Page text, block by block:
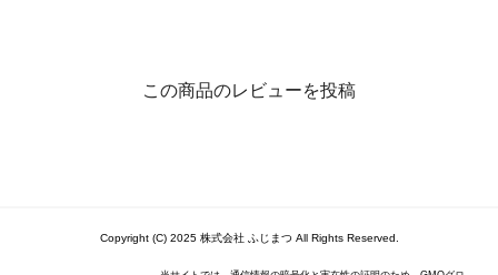
この商品のレビューを投稿
Copyright (C) 2025 株式会社 ふじまつ All Rights Reserved.